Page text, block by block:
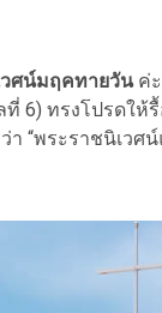
ศน์มฤคทายวันค่ะ
ที่ 6) ทรงโปรดให้
“พระราชนิเวศ